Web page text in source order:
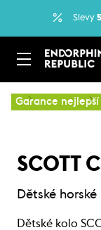
Slevy
Garance
… Dětská kola
SCOTT
Dětské horské
Dětské kolo